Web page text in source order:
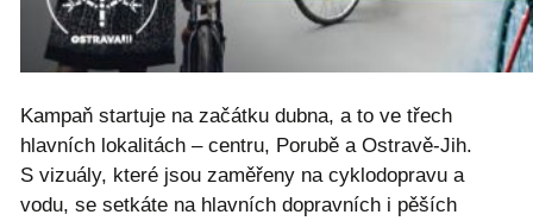
Kampaň startuje na začátku dubna, a to ve třech
hlavních lokalitách – centru, Porubě a Ostravě-Jih.
S vizuály, které jsou zaměřeny na cyklodopravu a
vodu, se setkáte na hlavních dopravních i pěších